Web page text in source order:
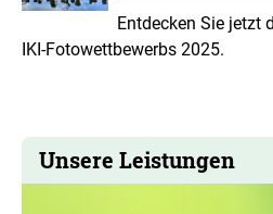
Entdecken Sie jetzt
IKI-Fotowettbewerbs 2025.
Unsere Leistungen